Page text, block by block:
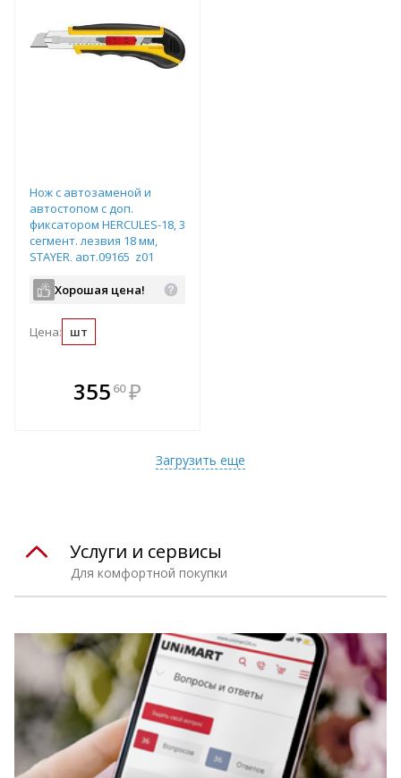
Нож с автозаменой и
автостопом с доп.
фиксатором HERCULES-18, 3
сегмент. лезвия 18 мм,
STAYER, арт.09165_z01
Хорошая цена!
Цена: шт
355 60 ₽
Загрузить еще
Для комфортной покупки
Услуги и сервисы